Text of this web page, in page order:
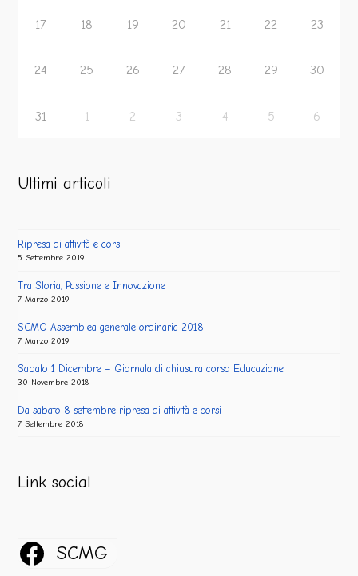
17 18 19 20 21 22 23
24 25 26 27 28 29 30
31 1 2 3 4 5 6
Ultimi articoli
Ripresa di attività e corsi
5 Settembre 2019
Tra Storia, Passione e Innovazione
7 Marzo 2019
SCMG Assemblea generale ordinaria 2018
7 Marzo 2019
Sabato 1 Dicembre – Giornata di chiusura corso Educazione
30 Novembre 2018
Da sabato 8 settembre ripresa di attività e corsi
7 Settembre 2018
Link social
SCMG